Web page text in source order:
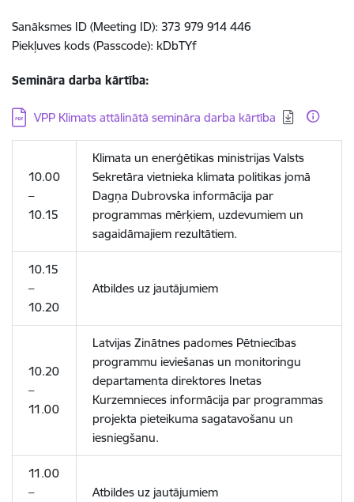
Sanāksmes ID (Meeting ID): 373 979 914 446
Piekļuves kods (Passcode): kDbTYf
Semināra darba kārtība:
Lejupielādēt:
VPP Klimats attālinātā semināra darba kārtība
10.00
–
10.15
Klimata un enerģētikas ministrijas Valsts
Sekretāra vietnieka klimata politikas jomā
Dagņa Dubrovska informācija par
programmas mērķiem, uzdevumiem un
sagaidāmajiem rezultātiem.
10.15
–
10.20
Atbildes uz jautājumiem
10.20
–
11.00
Latvijas Zinātnes padomes Pētniecības
programmu ieviešanas un monitoringu
departamenta direktores Inetas
Kurzemnieces informācija par programmas
projekta pieteikuma sagatavošanu un
iesniegšanu.
11.00
–
Atbildes uz jautājumiem